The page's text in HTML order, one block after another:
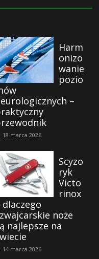
Harm
onizo
wanie
pozio
–
18 marca 2026
Scyzo
ryk
Victo
rinox
dlaczego
noże
najlepsze na
14 marca 2026